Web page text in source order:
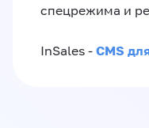
спецрежима и
InSales - CMS